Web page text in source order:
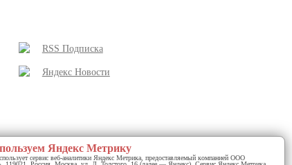
RSS Подписка
Яндекс Новости
Яндекс Метрику
сервис веб-аналитики Яндекс Метрика, предоставляемый компанией ООО